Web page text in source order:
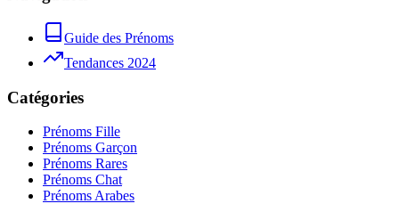
Guide des Prénoms
Tendances 2024
Catégories
Prénoms Fille
Prénoms Garçon
Prénoms Rares
Prénoms Chat
Prénoms Arabes